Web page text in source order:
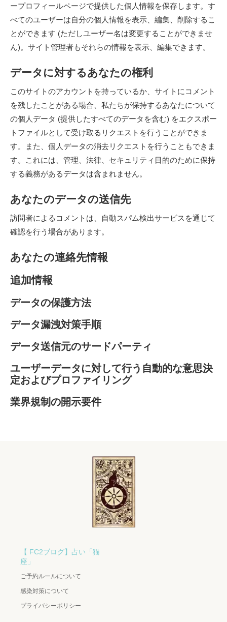
ープロフィールページで提供した個人情報を保存します。す
べてのユーザーは自分の個人情報を表示、編集、削除するこ
とができます (ただしユーザー名は変更することができませ
ん)。サイト管理者もそれらの情報を表示、編集できます。
データに対するあなたの権利
このサイトのアカウントを持っているか、サイトにコメント
を残したことがある場合、私たちが保持するあなたについて
の個人データ (提供したすべてのデータを含む) をエクスポー
トファイルとして受け取るリクエストを行うことができま
す。また、個人データの消去リクエストを行うこともできま
す。これには、管理、法律、セキュリティ目的のために保持
する義務があるデータは含まれません。
あなたのデータの送信先
訪問者によるコメントは、自動スパム検出サービスを通じて
確認を行う場合があります。
あなたの連絡先情報
追加情報
データの保護方法
データ漏洩対策手順
データ送信元のサードパーティ
ユーザーデータに対して行う自動的な意思決
定およびプロファイリング
業界規制の開示要件
【 FC2ブログ】占い「猫
座」
ご予約ルールについて
感染対策について
プライバシーポリシー